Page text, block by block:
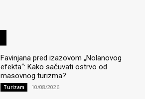
Favinjana pred izazovom „Nolanovog
efekta“: Kako sačuvati ostrvo od
masovnog turizma?
Turizam 10/08/2026